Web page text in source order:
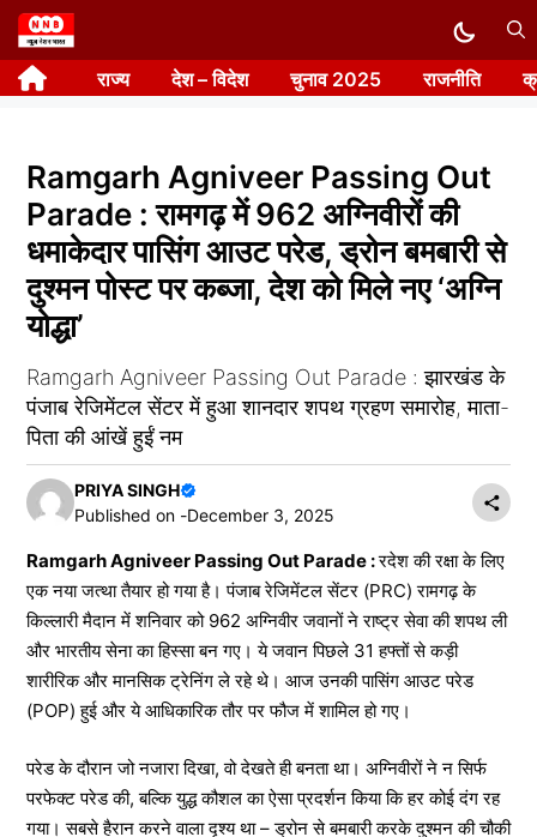
Skip
to
content राज्य देश – विदेश चुनाव 2025 राजनीति
Ramgarh Agniveer Passing Out
Parade : रामगढ़ में 962 अग्निवीरों की
धमाकेदार पासिंग आउट परेड, ड्रोन बमबारी से
दुश्मन पोस्ट पर कब्जा, देश को मिले नए ‘अग्नि
योद्धा’
Ramgarh Agniveer Passing Out Parade : झारखंड के
पंजाब रेजिमेंटल सेंटर में हुआ शानदार शपथ ग्रहण समारोह, माता-
पिता की आंखें हुईं नम
PRIYA SINGH
Published on -December 3, 2025
Ramgarh Agniveer Passing Out Parade :रदेश की रक्षा के लिए
एक नया जत्था तैयार हो गया है। पंजाब रेजिमेंटल सेंटर (PRC) रामगढ़ के
किल्लारी मैदान में शनिवार को 962 अग्निवीर जवानों ने राष्ट्र सेवा की शपथ ली
और भारतीय सेना का हिस्सा बन गए। ये जवान पिछले 31 हफ्तों से कड़ी
शारीरिक और मानसिक ट्रेनिंग ले रहे थे। आज उनकी पासिंग आउट परेड
(POP) हुई और ये आधिकारिक तौर पर फौज में शामिल हो गए।
परेड के दौरान जो नजारा दिखा, वो देखते ही बनता था। अग्निवीरों ने न सिर्फ
परफेक्ट परेड की, बल्कि युद्ध कौशल का ऐसा प्रदर्शन किया कि हर कोई दंग रह
गया। सबसे हैरान करने वाला दृश्य था – ड्रोन से बमबारी करके दुश्मन की चौकी